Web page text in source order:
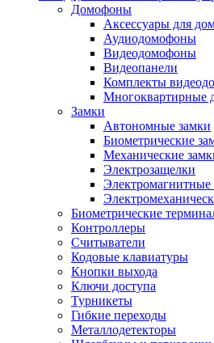
Домофоны
Аксессуары для
Аудиодомофоны
Видеодомофоны
Видеопанели
Комплекты
Многоквартирные
Замки
Автономные замки
Биометрические
Механические
Электрозащелки
Электромагнитные
Биометрические
Контроллеры
Считыватели
Кодовые клавиатуры
Кнопки выхода
Ключи доступа
Турникеты
Гибкие переходы
Металлодетекторы